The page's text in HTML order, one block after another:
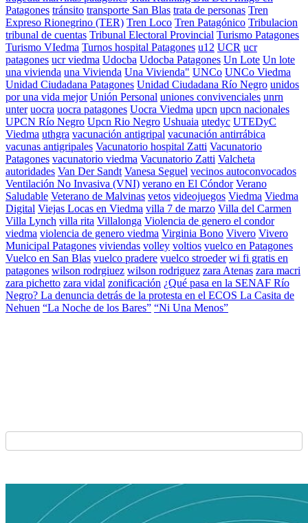
Patagones tránsito transporte San Blas trata de personas Tren
Expreso Rionegrino (TER) Tren Loco Tren Patagónico Tribulacion
tribunal de cuentas Tribunal Electoral Provincial Turismo Patagones
Turismo VIedma Turnos hospital Patagones u12 UCR ucr
patagones ucr viedma Udocba Udocba Patagones Un Lote Un lote
una vivienda una Vivienda Una Vivienda" UNCo UNCo Viedma
Unidad Ciudadana Patagones Unidad Ciudadana Río Negro unidos
por una vida mejor Unión Personal uniones convivenciales unrn
unter uocra uocra patagones Uocra Viedma upcn upcn nacionales
UPCN Río Negro Upcn Rio Negro Ushuaia utedyc UTEDyC
Viedma uthgra vacunación antigripal vacunación antirrábica
vacunas antigripales Vacunatorio hospital Zatti Vacunatorio
Patagones vacunatorio viedma Vacunatorio Zatti Valcheta
autoridades Van Der Sandt Vanesa Seguel vecinos autoconvocados
Ventilación No Invasiva (VNI) verano en El Cóndor Verano
Saludable Veterano de Malvinas vetos videojuegos Viedma Viedma
Digital Viejas Locas en Viedma villa 7 de marzo Villa del Carmen
Villa Lynch villa rita Villalonga Violencia de genero el condor
viedma violencia de genero viedma Virginia Bono Vivero Vivero
Municipal Patagones viviendas volley voltios vuelco en Patagones
Vuelco en San Blas vuelco pradere vuelco stroeder wi fi gratis en
patagones wilson rodrgiuez wilson rodriguez zara Atenas zara macri
zara pichetto zara vidal zonificación ¿Qué pasa en la SENAF Río
Negro? La denuncia detrás de la protesta en el ECOS La Casita de
Nehuen “La Noche de los Bares” “Ni Una Menos”